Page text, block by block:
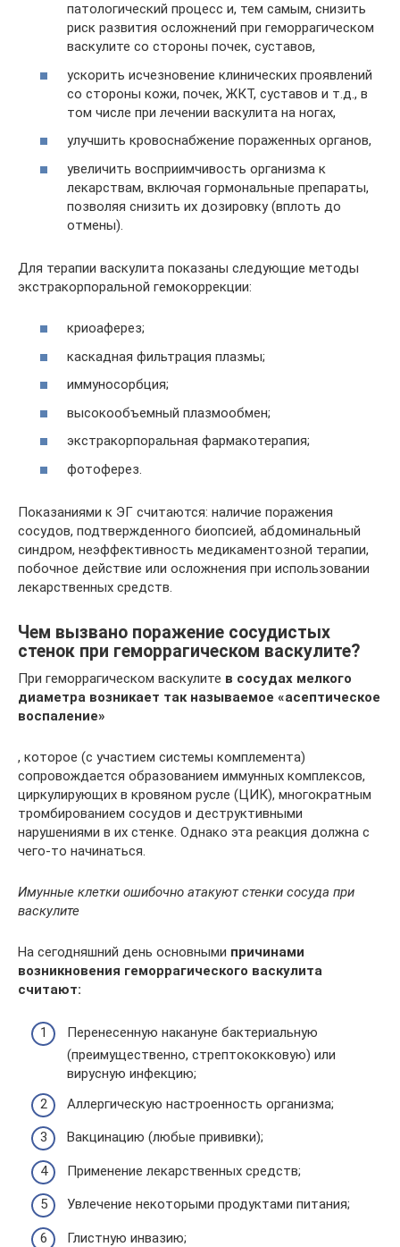
патологический процесс и, тем самым, снизить
риск развития осложнений при геморрагическом
васкулите со стороны почек, суставов,
ускорить исчезновение клинических проявлений
со стороны кожи, почек, ЖКТ, суставов и т.д., в
том числе при лечении васкулита на ногах,
улучшить кровоснабжение пораженных органов,
увеличить восприимчивость организма к
лекарствам, включая гормональные препараты,
позволяя снизить их дозировку (вплоть до
отмены).
Для терапии васкулита показаны следующие методы
экстракорпоральной гемокоррекции:
криоаферез;
каскадная фильтрация плазмы;
иммуносорбция;
высокообъемный плазмообмен;
экстракорпоральная фармакотерапия;
фотоферез.
Показаниями к ЭГ считаются: наличие поражения
сосудов, подтвержденного биопсией, абдоминальный
синдром, неэффективность медикаментозной терапии,
побочное действие или осложнения при использовании
лекарственных средств.
Чем вызвано поражение сосудистых
стенок при геморрагическом васкулите?
При геморрагическом васкулите в сосудах мелкого
диаметра возникает так называемое «асептическое
воспаление»
, которое (с участием системы комплемента)
сопровождается образованием иммунных комплексов,
циркулирующих в кровяном русле (ЦИК), многократным
тромбированием сосудов и деструктивными
нарушениями в их стенке. Однако эта реакция должна с
чего-то начинаться.
Имунные клетки ошибочно атакуют стенки сосуда при
васкулите
На сегодняшний день основными причинами
возникновения геморрагического васкулита
считают:
Перенесенную накануне бактериальную
(преимущественно, стрептококковую) или
вирусную инфекцию;
Аллергическую настроенность организма;
Вакцинацию (любые прививки);
Применение лекарственных средств;
Увлечение некоторыми продуктами питания;
Глистную инвазию;